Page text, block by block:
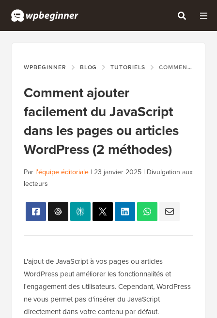
WPBEGINNER BLOG TUTORIELS COMMENT AJOUTER FACILEMENT DU JAVASCRIPT DANS LES PAGES OU ARTICLES WORDPRESS (2 MÉTHODES)
Comment ajouter
facilement du JavaScript
dans les pages ou articles
WordPress (2 méthodes)
Par l'équipe éditoriale | 23 janvier 2025 | Divulgation aux
lecteurs
L'ajout de JavaScript à vos pages ou articles
WordPress peut améliorer les fonctionnalités et
l'engagement des utilisateurs. Cependant, WordPress
ne vous permet pas d'insérer du JavaScript
directement dans votre contenu par défaut.